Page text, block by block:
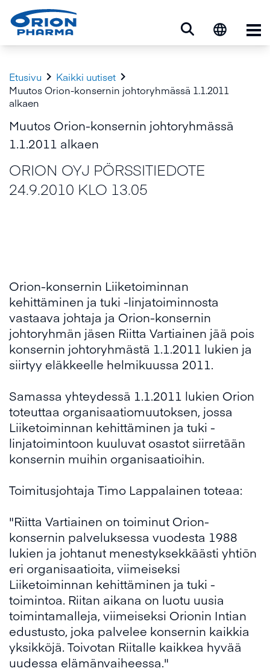
Etusivu  Kaikki uutiset 
Muutos Orion-konsernin johtoryhmässä 1.1.2011
alkaen
Muutos Orion-konsernin johtoryhmässä
1.1.2011 alkaen
ORION OYJ PÖRSSITIEDOTE
24.9.2010 KLO 13.05
Orion-konsernin Liiketoiminnan
kehittäminen ja tuki -linjatoiminnosta
vastaava johtaja ja Orion-konsernin
johtoryhmän jäsen Riitta Vartiainen jää pois
konsernin johtoryhmästä 1.1.2011 lukien ja
siirtyy eläkkeelle helmikuussa 2011.
Samassa yhteydessä 1.1.2011 lukien Orion
toteuttaa organisaatiomuutoksen, jossa
Liiketoiminnan kehittäminen ja tuki -
linjatoimintoon kuuluvat osastot siirretään
konsernin muihin organisaatioihin.
Toimitusjohtaja Timo Lappalainen toteaa:
"Riitta Vartiainen on toiminut Orion-
konsernin palveluksessa vuodesta 1988
lukien ja johtanut menestyksekkäästi yhtiön
eri organisaatioita, viimeiseksi
Liiketoiminnan kehittäminen ja tuki -
toimintoa. Riitan aikana on luotu uusia
toimintamalleja, viimeiseksi Orionin Intian
edustusto, joka palvelee konsernin kaikkia
yksikköjä. Toivotan Riitalle kaikkea hyvää
uudessa elämänvaiheessa."